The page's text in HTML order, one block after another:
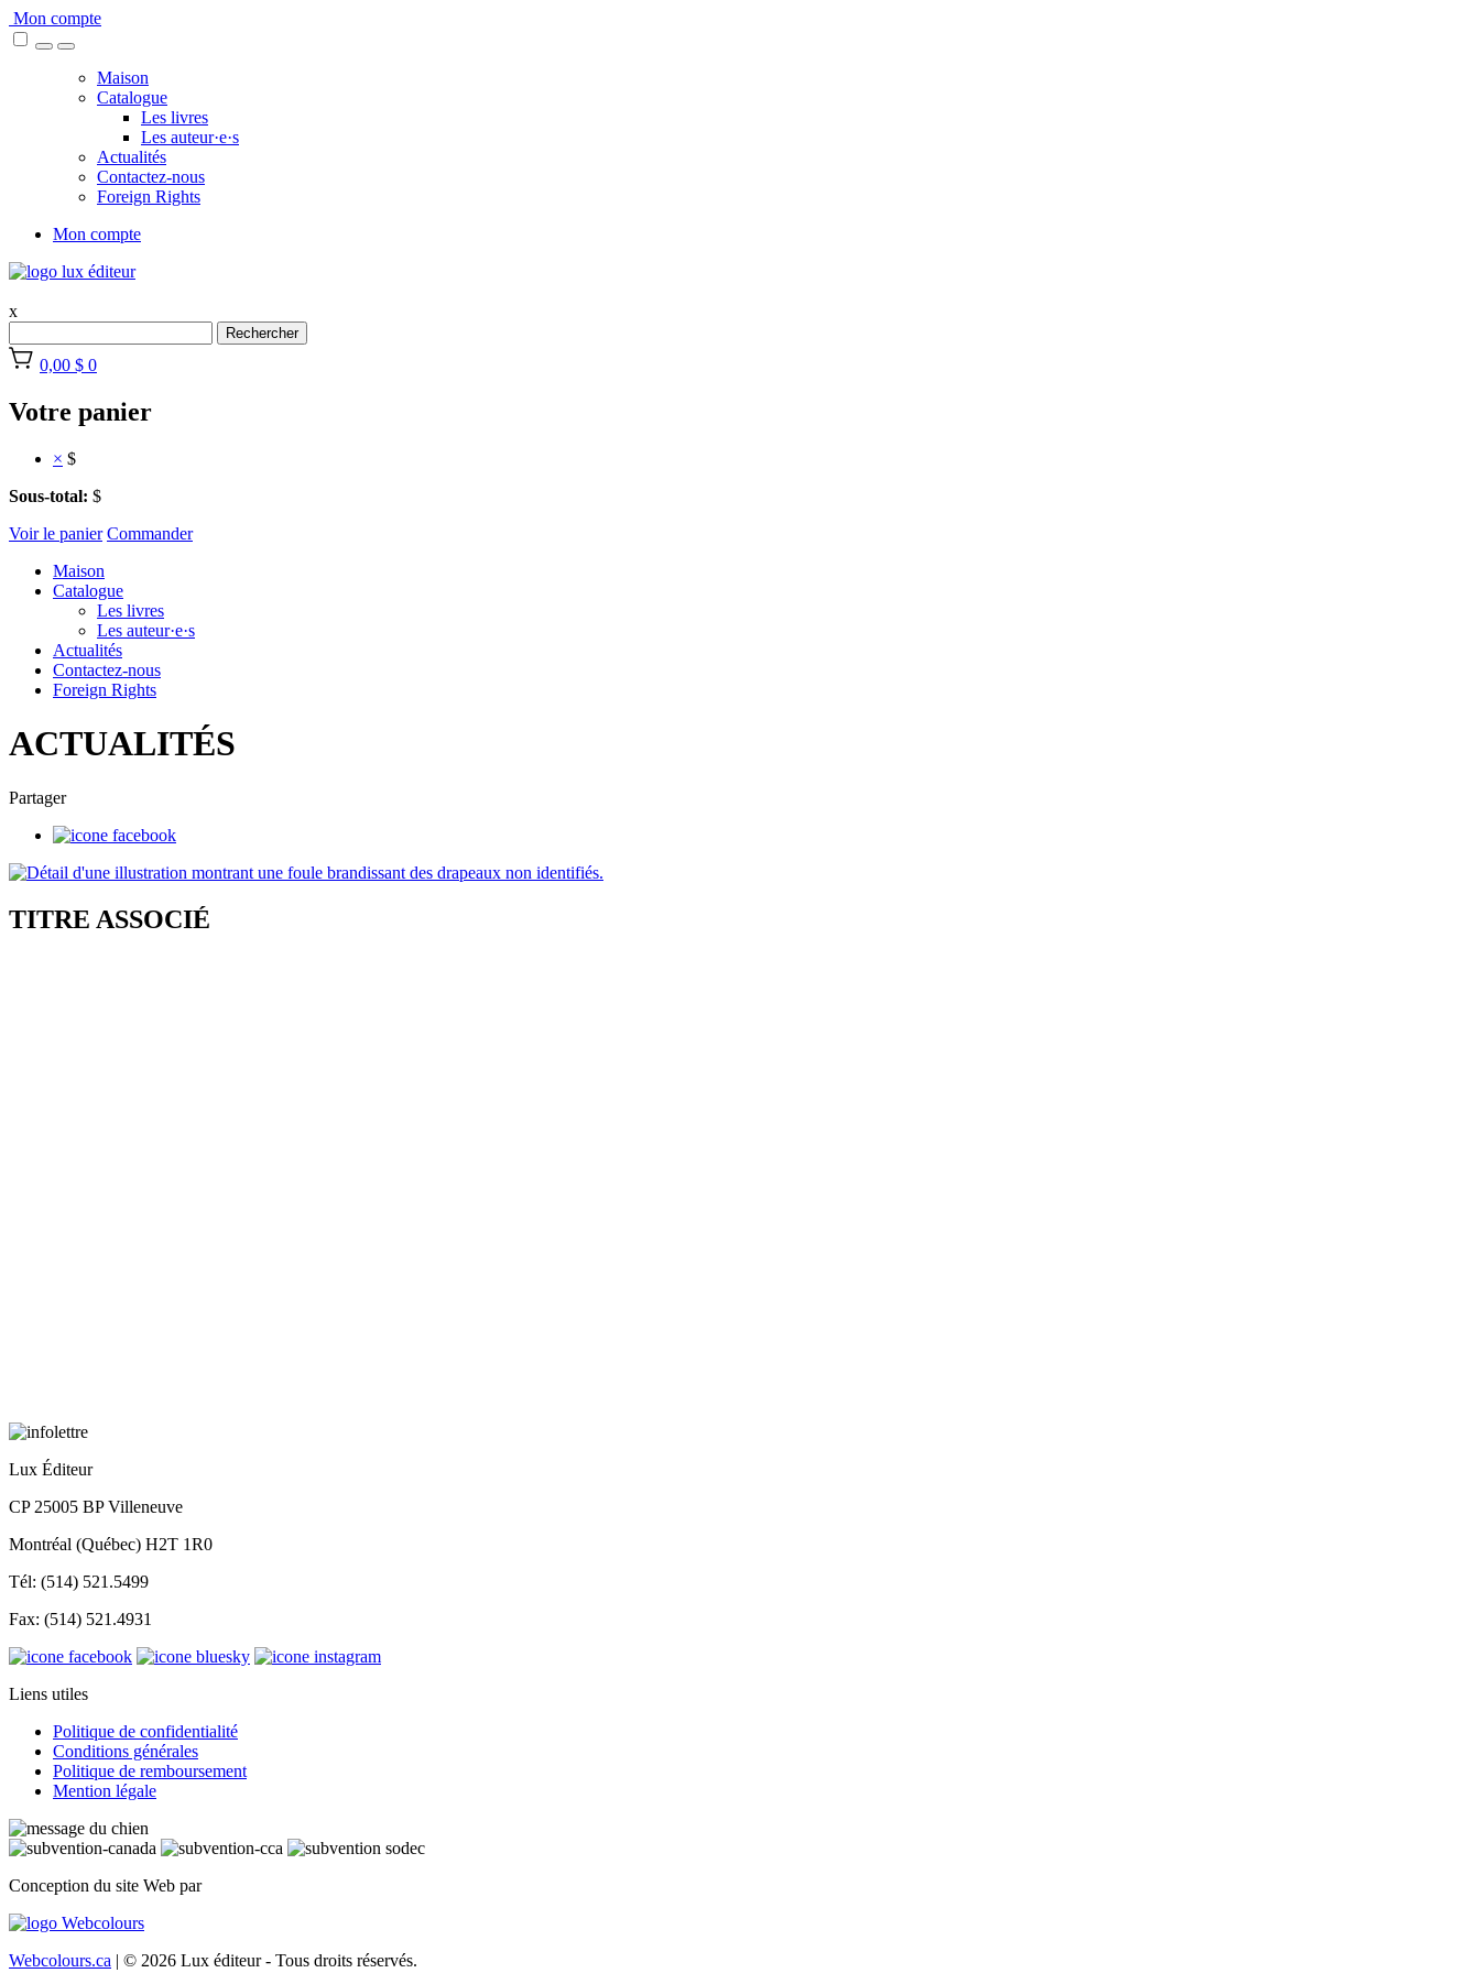
Skip
to
Mon compte
Maison
Catalogue
Les livres
Les auteur·e·s
Actualités
Contactez-nous
Foreign Rights
Mon compte
x
Rechercher
0,00 $ 0
Votre panier
× $
Sous-total: $
Voir le panier Commander
Maison
Catalogue
Les livres
Les auteur·e·s
Actualités
Contactez-nous
Foreign Rights
ACTUALITÉS
Partager
TITRE ASSOCIÉ
Lux Éditeur
CP 25005 BP Villeneuve
Montréal (Québec) H2T 1R0
Tél: (514) 521.5499
Fax: (514) 521.4931
Liens utiles
Politique de confidentialité
Conditions générales
Politique de remboursement
Mention légale
Conception du site Web par
Webcolours.ca | © 2026 Lux éditeur - Tous droits réservés.